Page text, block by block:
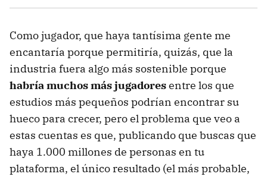
Como jugador, que haya tantísima gente me
encantaría porque permitiría, quizás, que la
industria fuera algo más sostenible porque
habría muchos más jugadoresentre los que
estudios más pequeños podrían encontrar su
hueco para crecer, pero el problema que veo a
estas cuentas es que, publicando que buscas que
haya 1.000 millones de personas en tu
plataforma, el único resultado (el más probable,